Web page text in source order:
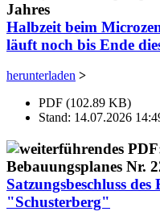
Halbzeit beim
läuft noch bis Ende
herunterladen >
PDF (102.89 KB)
Stand: 14.07.2026
Satzungsbeschluss
"Schusterberg"